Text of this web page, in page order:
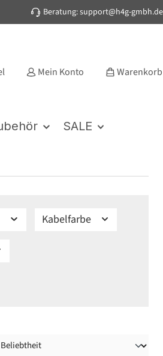
Beratung: support@h4g-gmbh.de
Mein Konto Warenkorb
SALE
Kabelfarbe